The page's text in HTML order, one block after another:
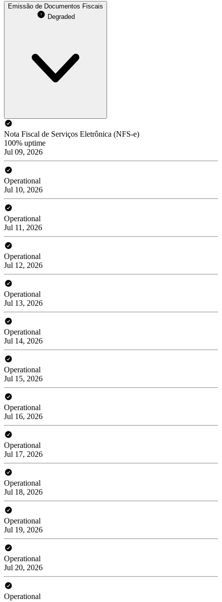
Emissão de Documentos Fiscais
Degraded
Nota Fiscal de Serviços Eletrônica (NFS-e)
100% uptime
Jul 09, 2026
Operational
Jul 10, 2026
Operational
Jul 11, 2026
Operational
Jul 12, 2026
Operational
Jul 13, 2026
Operational
Jul 14, 2026
Operational
Jul 15, 2026
Operational
Jul 16, 2026
Operational
Jul 17, 2026
Operational
Jul 18, 2026
Operational
Jul 19, 2026
Operational
Jul 20, 2026
Operational